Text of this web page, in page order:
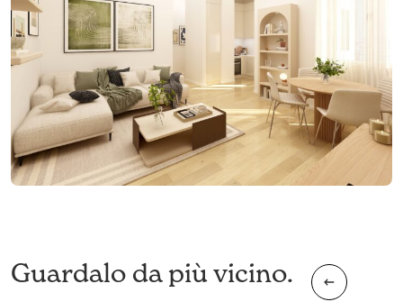
Guardalo da più vicino.